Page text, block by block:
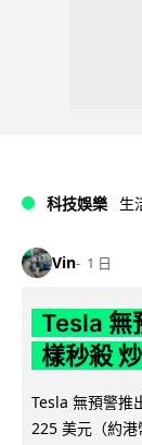
科技娛樂 生
Vin 1 日
Tesla 無
樣秒殺
Tesla 無預警推
225 美元（約